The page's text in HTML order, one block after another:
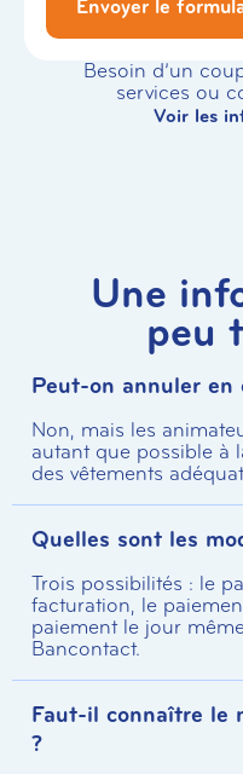
Envoyer le
Besoin d’un
services ou
Voir les
Une
peu
Peut-on annuler en
Non, mais les
autant que possible à
des vêtements
Quelles sont les
Trois possibilités : le
facturation, le
paiement le jour
Bancontact.
Faut-il connaître le
?